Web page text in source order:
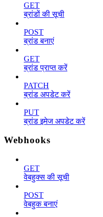
GET
ब्रांडों की सूची
POST
ब्रांड बनाएं
GET
ब्रांड प्राप्त करें
PATCH
ब्रांड अपडेट करें
PUT
ब्रांड इमेज अपडेट करें
Webhooks
GET
वेबहुक्स की सूची
POST
वेबहुक बनाएं